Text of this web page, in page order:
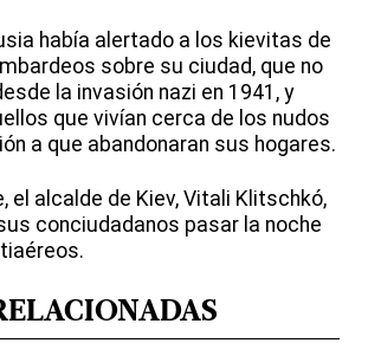
había alertado a los kievitas de
sobre su ciudad, que no
la invasión nazi en 1941, y
que vivían cerca de los nudos
a que abandonaran sus hogares.
el alcalde de Kiev, Vitali Klitschkó,
conciudadanos pasar la noche